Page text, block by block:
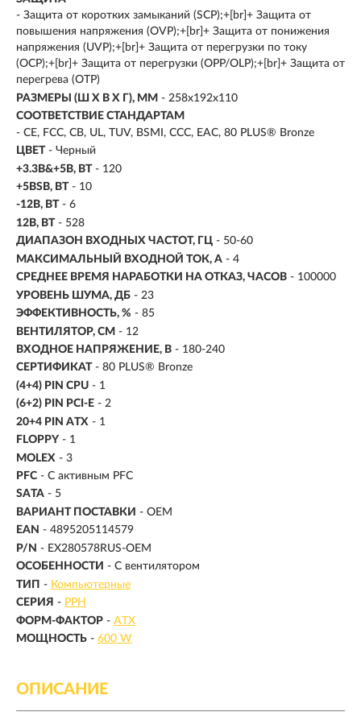
- Защита от коротких замыканий (SCP);+[br]+ Защита от
повышения напряжения (OVP);+[br]+ Защита от понижения
напряжения (UVP);+[br]+ Защита от перегрузки по току
(OCP);+[br]+ Защита от перегрузки (OPP/OLP);+[br]+ Защита от
перегрева (OTP)
РАЗМЕРЫ (Ш X В X Г), ММ - 258x192x110
СООТВЕТСТВИЕ СТАНДАРТАМ
- CE, FCC, CB, UL, TUV, BSMI, CCC, EAC, 80 PLUS® Bronze
ЦВЕТ - Черный
+3.3B&+5B, ВТ - 120
+5BSB, ВТ - 10
-12B, ВТ - 6
12B, ВТ - 528
ДИАПАЗОН ВХОДНЫХ ЧАСТОТ, ГЦ - 50-60
МАКСИМАЛЬНЫЙ ВХОДНОЙ ТОК, А - 4
СРЕДНЕЕ ВРЕМЯ НАРАБОТКИ НА ОТКАЗ, ЧАСОВ - 100000
УРОВЕНЬ ШУМА, ДБ - 23
ЭФФЕКТИВНОСТЬ, % - 85
ВЕНТИЛЯТОР, СМ - 12
ВХОДНОЕ НАПРЯЖЕНИЕ, В - 180-240
СЕРТИФИКАТ - 80 PLUS® Bronze
(4+4) PIN CPU - 1
(6+2) PIN PCI-E - 2
20+4 PIN ATX - 1
FLOPPY - 1
MOLEX - 3
PFC - С активным PFC
SATA - 5
ВАРИАНТ ПОСТАВКИ - OEM
EAN - 4895205114579
P/N - EX280578RUS-OEM
ОСОБЕННОСТИ - С вентилятором
ТИП - Компьютерные
СЕРИЯ - PPH
ФОРМ-ФАКТОР - ATX
МОЩНОСТЬ - 600 W
ОПИСАНИЕ